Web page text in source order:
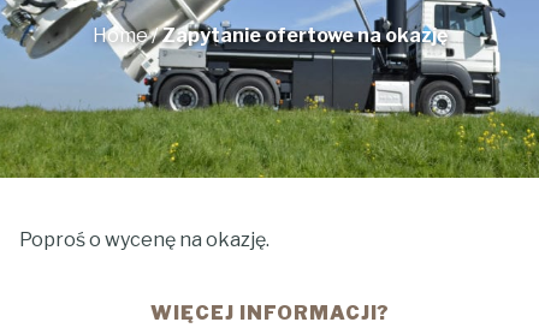
Home/Zapytanie ofertowe na okazję
Poproś o wycenę na okazję.
WIĘCEJ INFORMACJI?